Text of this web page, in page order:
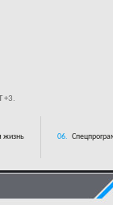
+3.
жизнь 06.